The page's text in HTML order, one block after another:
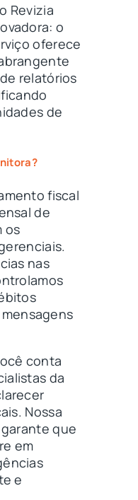
Revizia
o
oferece
relatórios
de
fiscal
de
os
nas
conta
da
Nossa
que
em
e